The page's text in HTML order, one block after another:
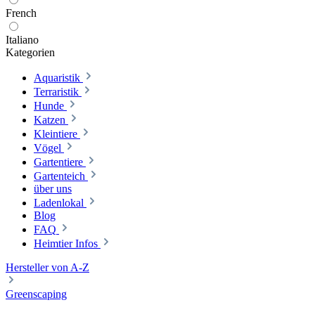
French
Italiano
Kategorien
Aquaristik
Terraristik
Hunde
Katzen
Kleintiere
Vögel
Gartentiere
Gartenteich
über uns
Ladenlokal
Blog
FAQ
Heimtier Infos
Hersteller von A-Z
Greenscaping